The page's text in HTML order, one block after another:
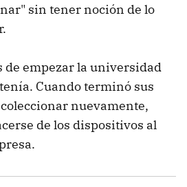
sin tener noción de lo
de empezar la universidad
Cuando terminó sus
nuevamente,
de los dispositivos al